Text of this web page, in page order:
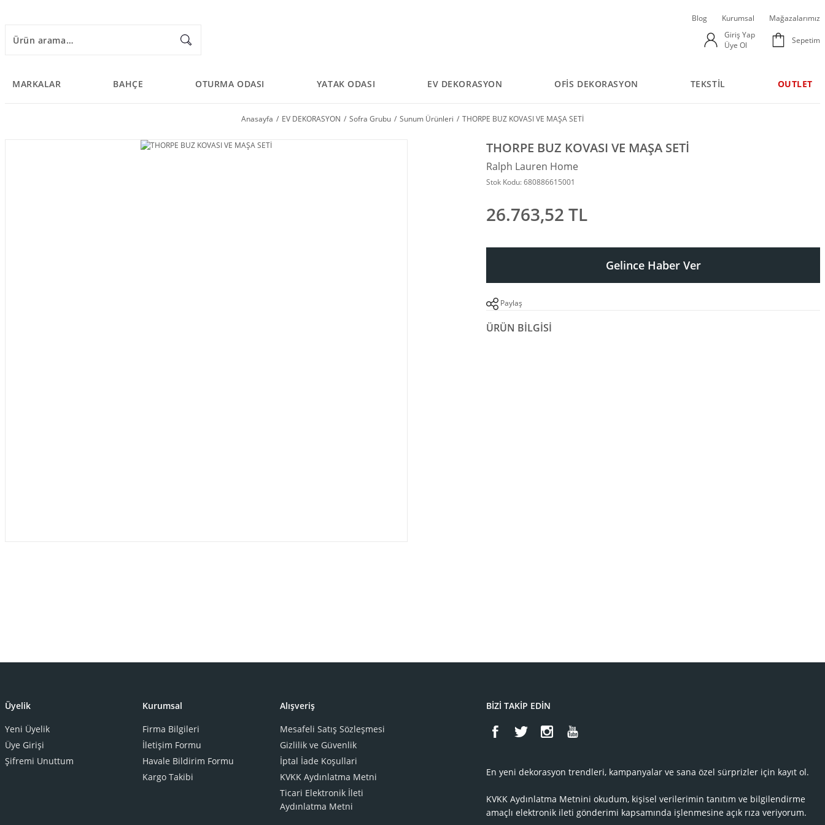
Blog Kurumsal
Mağazalarımız
Giriş Yap
Üye Ol
Sepetim
MARKALAR BAHÇE OTURMA ODASI YATAK ODASI EV DEKORASYON OFİS DEKORASYON TEKSTİL OUTLET
Anasayfa EV DEKORASYON Sofra Grubu Sunum Ürünleri THORPE BUZ KOVASI VE MAŞA SETİ
THORPE BUZ KOVASI VE MAŞA SETİ
Ralph Lauren Home
Stok Kodu: 680886615001
26.763,52 TL
Gelince Haber Ver
Paylaş
ÜRÜN BILGISI
Üyelik
Yeni Üyelik
Üye Girişi
Şifremi Unuttum
Kurumsal
Firma Bilgileri
İletişim Formu
Havale Bildirim Formu
Kargo Takibi
Alışveriş
Mesafeli Satış Sözleşmesi
Gizlilik ve Güvenlik
İptal İade Koşullari
KVKK Aydınlatma Metni
Ticari Elektronik İleti
Aydınlatma Metni
BİZİ TAKİP EDİN
En yeni dekorasyon trendleri, kampanyalar ve sana özel sürprizler için kayıt ol.
KVKK Aydınlatma Metnini okudum, kişisel verilerimin tanıtım ve bilgilendirme
amaçlı elektronik ileti gönderimi kapsamında işlenmesine açık rıza veriyorum.